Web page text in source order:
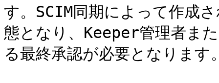
す。SCIM同期によって作成
態となり、Keeper管理者ま
る最終承認が必要となります